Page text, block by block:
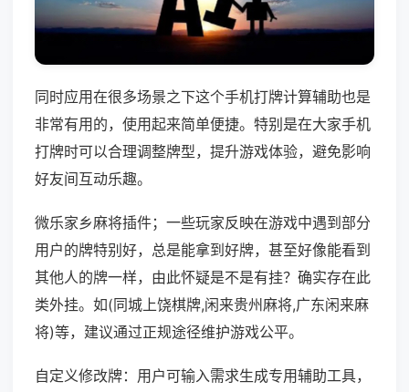
同时应用在很多场景之下这个手机打牌计算辅助也是
非常有用的，使用起来简单便捷。特别是在大家手机
打牌时可以合理调整牌型，提升游戏体验，避免影响
好友间互动乐趣。
微乐家乡麻将插件；一些玩家反映在游戏中遇到部分
用户的牌特别好，总是能拿到好牌，甚至好像能看到
其他人的牌一样，由此怀疑是不是有挂？确实存在此
类外挂。如(同城上饶棋牌,闲来贵州麻将,广东闲来麻
将)等，建议通过正规途径维护游戏公平。
自定义修改牌：用户可输入需求生成专用辅助工具，